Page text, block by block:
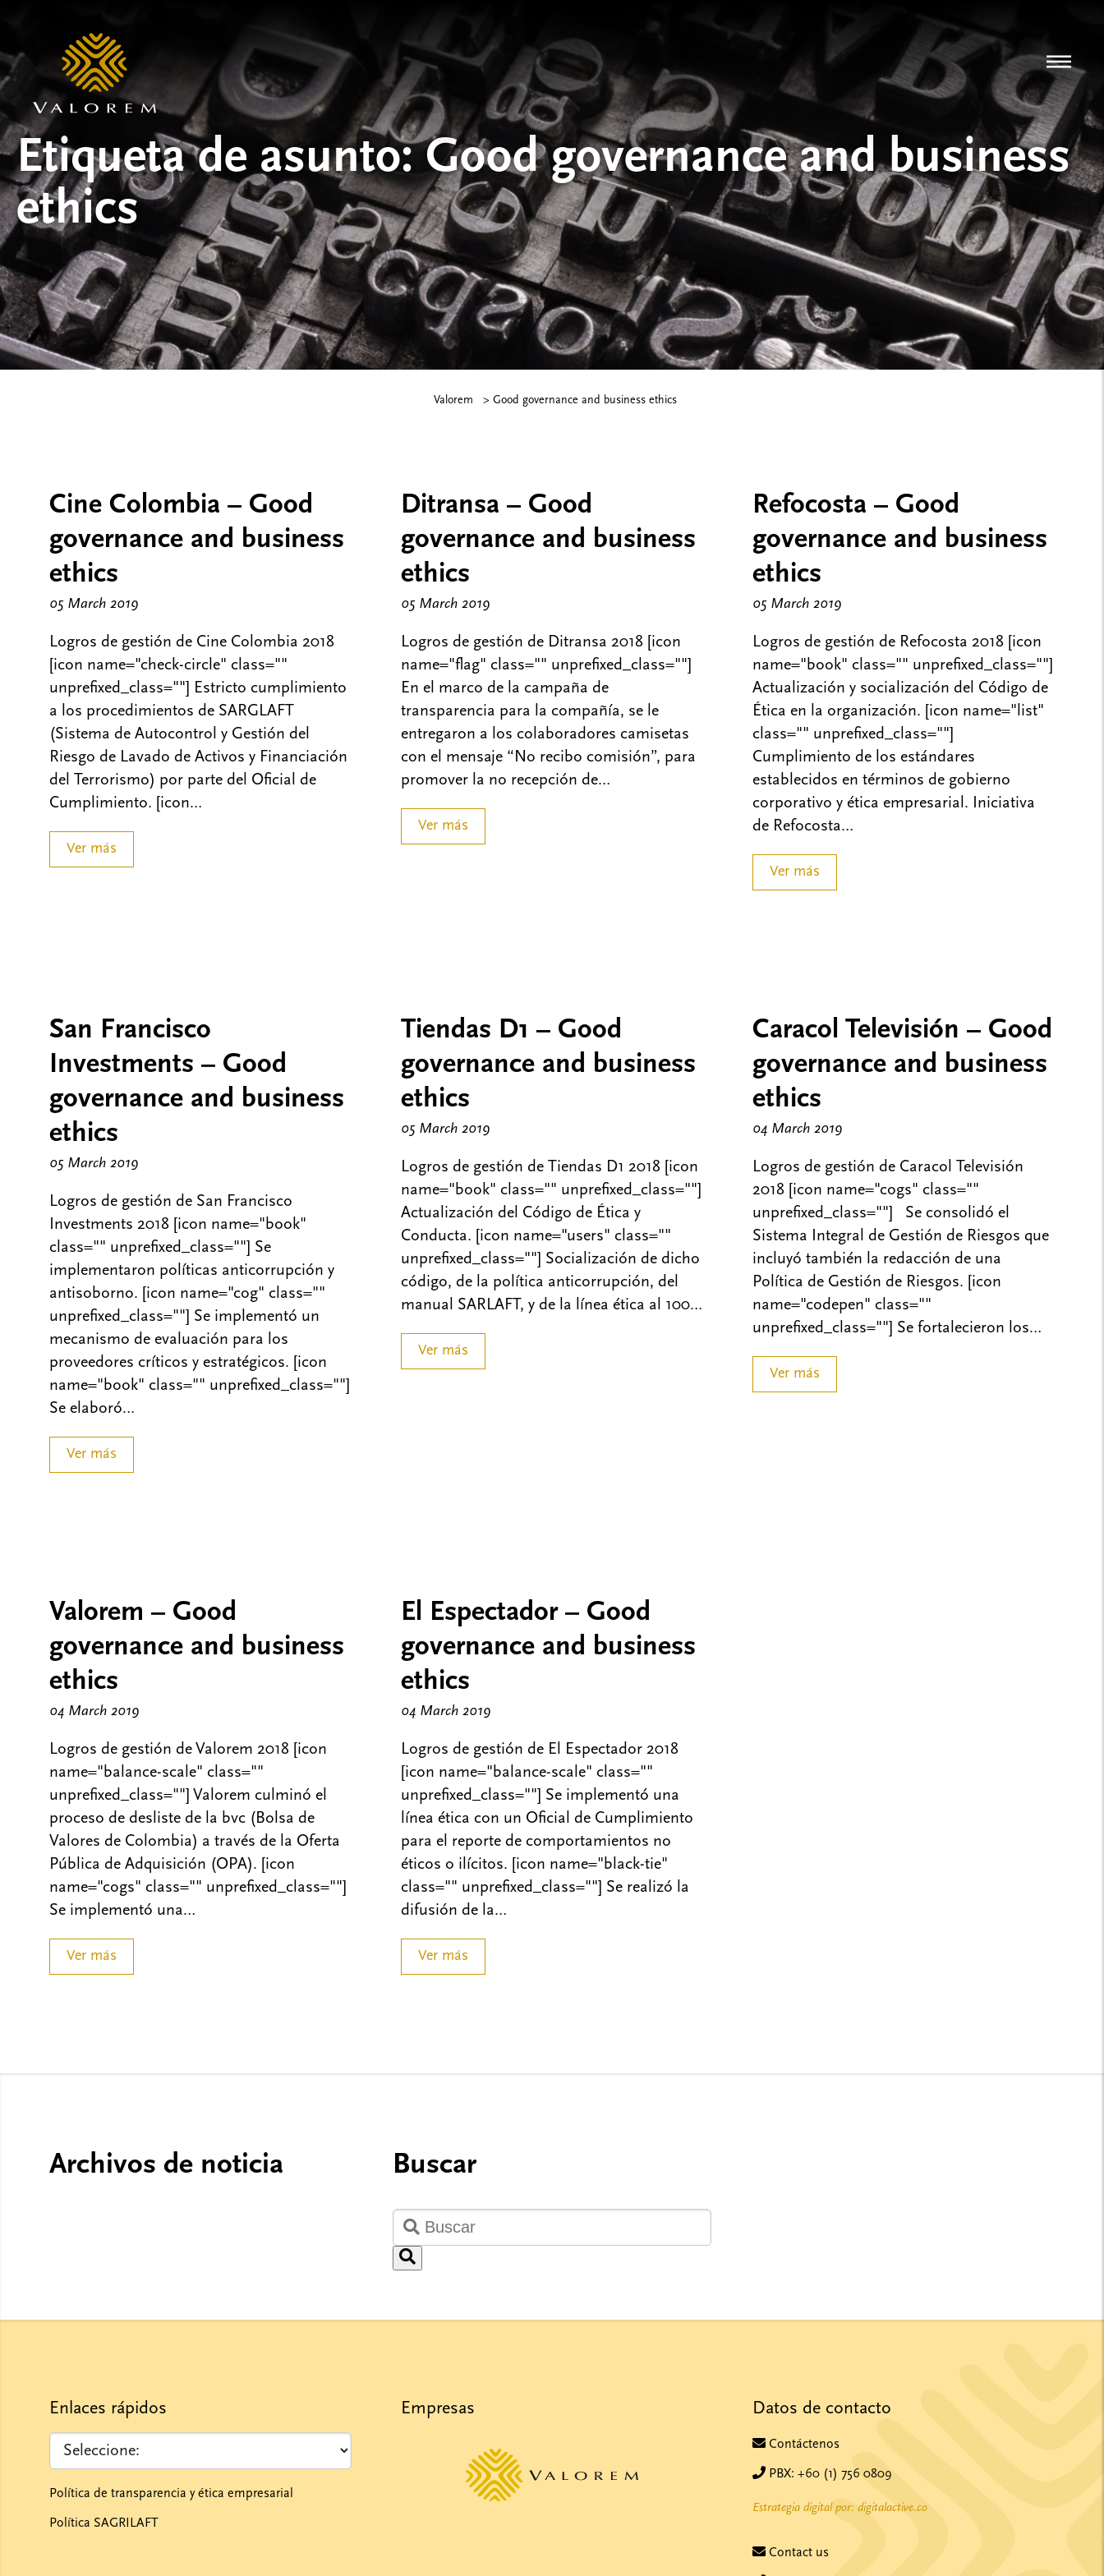
Etiqueta de asunto:Good governance and business
ethics
Valorem > Good governance and business ethics
Cine Colombia – Good
governance and business
ethics
05 March 2019
Logros de gestión de Cine Colombia 2018
[icon name="check-circle" class=""
unprefixed_class=""] Estricto cumplimiento
a los procedimientos de SARGLAFT
(Sistema de Autocontrol y Gestión del
Riesgo de Lavado de Activos y Financiación
del Terrorismo) por parte del Oficial de
Cumplimiento. [icon…
Ver más
Ditransa – Good
governance and business
ethics
05 March 2019
Logros de gestión de Ditransa 2018 [icon
name="flag" class="" unprefixed_class=""]
En el marco de la campaña de
transparencia para la compañía, se le
entregaron a los colaboradores camisetas
con el mensaje “No recibo comisión”, para
promover la no recepción de…
Ver más
Refocosta – Good
governance and business
ethics
05 March 2019
Logros de gestión de Refocosta 2018 [icon
name="book" class="" unprefixed_class=""]
Actualización y socialización del Código de
Ética en la organización. [icon name="list"
class="" unprefixed_class=""]
Cumplimiento de los estándares
establecidos en términos de gobierno
corporativo y ética empresarial. Iniciativa
de Refocosta…
Ver más
San Francisco
Investments – Good
governance and business
ethics
05 March 2019
Logros de gestión de San Francisco
Investments 2018 [icon name="book"
class="" unprefixed_class=""] Se
implementaron políticas anticorrupción y
antisoborno. [icon name="cog" class=""
unprefixed_class=""] Se implementó un
mecanismo de evaluación para los
proveedores críticos y estratégicos. [icon
name="book" class="" unprefixed_class=""]
Se elaboró…
Ver más
Tiendas D1 – Good
governance and business
ethics
05 March 2019
Logros de gestión de Tiendas D1 2018 [icon
name="book" class="" unprefixed_class=""]
Actualización del Código de Ética y
Conducta. [icon name="users" class=""
unprefixed_class=""] Socialización de dicho
código, de la política anticorrupción, del
manual SARLAFT, y de la línea ética al 100…
Ver más
Caracol Televisión – Good
governance and business
ethics
04 March 2019
Logros de gestión de Caracol Televisión
2018 [icon name="cogs" class=""
unprefixed_class=""] Se consolidó el
Sistema Integral de Gestión de Riesgos que
incluyó también la redacción de una
Política de Gestión de Riesgos. [icon
name="codepen" class=""
unprefixed_class=""] Se fortalecieron los…
Ver más
Valorem – Good
governance and business
ethics
04 March 2019
Logros de gestión de Valorem 2018 [icon
name="balance-scale" class=""
unprefixed_class=""] Valorem culminó el
proceso de desliste de la bvc (Bolsa de
Valores de Colombia) a través de la Oferta
Pública de Adquisición (OPA). [icon
name="cogs" class="" unprefixed_class=""]
Se implementó una…
Ver más
El Espectador – Good
governance and business
ethics
04 March 2019
Logros de gestión de El Espectador 2018
[icon name="balance-scale" class=""
unprefixed_class=""] Se implementó una
línea ética con un Oficial de Cumplimiento
para el reporte de comportamientos no
éticos o ilícitos. [icon name="black-tie"
class="" unprefixed_class=""] Se realizó la
difusión de la…
Ver más
Archivos de noticia Buscar
Enlaces rápidos
Política de transparencia y ética empresarial
Política SAGRILAFT
Empresas Datos de contacto
Contáctenos
PBX: +60 (1) 756 0809
Estrategia digital por: digitalactive.co
Contact us